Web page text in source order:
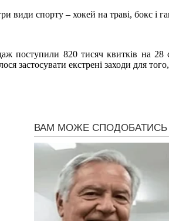
спорту – хокей на траві, бокс і
поступили 820 тисяч квитків на
застосувати екстрені заходи для